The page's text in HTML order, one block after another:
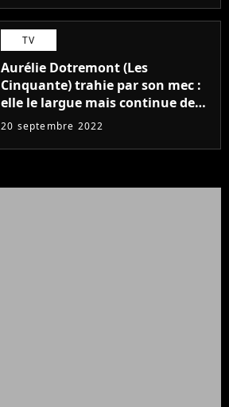
TV
Aurélie Dotremont (Les
Cinquante) trahie par son mec :
elle le largue mais continue de
vivre avec lui
20 septembre 2022